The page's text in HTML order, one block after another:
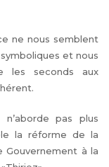
ne nous semblent
et nous
les seconds aux
pas plus
la réforme de la
Gouvernement à la